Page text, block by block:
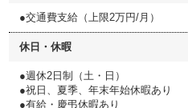
●交通費支給（上限2万円/月）
休日・休暇
●週休2日制（土・日）
●祝日、夏季、年末年始休暇あり
●有給・慶弔休暇あり